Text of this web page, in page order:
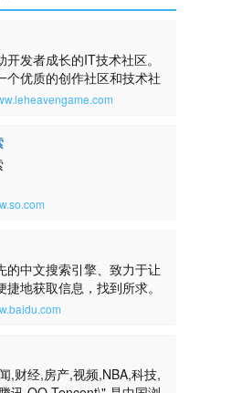
开发者成长的IT技术社区。
个优质的创作社区和技术社
里，用户每天都可以在这里
、硬件、游戏等令人激动的
网站取自：横钗整鬓，倚醉
房户静，酒杯深。帘幕明残
妙》
的中文搜索引擎、致力于让
捷地获取信息，找到所求。
千亿的中文网页数据库，可
,财经,房产,视频,NBA,科技,